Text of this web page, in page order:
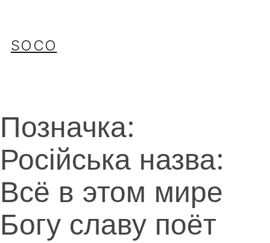
SOCO
Позначка:
Російська назва:
Всё в этом мире
Богу славу поёт